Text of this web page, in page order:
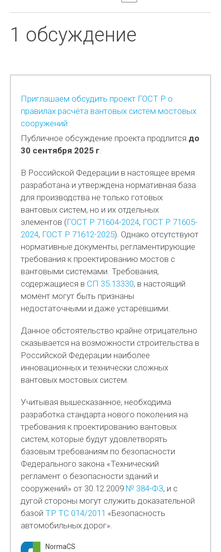
1 обсуждение
Приглашаем обсудить проект ГОСТ Р о
правилах расчёта вантовых систем мостовых
сооружений
Публичное обсуждение проекта продлится до
30 сентября 2025 г.
В Российской Федерации в настоящее время
разработана и утверждена нормативная база
для производства не только готовых
вантовых систем, но и их отдельных
элементов (ГОСТ Р 71604-2024, ГОСТ Р 71605-
2024, ГОСТ Р 71612-2025). Однако отсутствуют
нормативные документы, регламентирующие
требования к проектированию мостов с
вантовыми системами. Требования,
содержащиеся в СП 35.13330, в настоящий
момент могут быть признаны
недостаточными и даже устаревшими.
Данное обстоятельство крайне отрицательно
сказывается на возможности строительства в
Российской Федерации наиболее
инновационных и технически сложных
вантовых мостовых систем.
Учитывая вышесказанное, необходима
разработка стандарта нового поколения на
требования к проектированию вантовых
систем, которые будут удовлетворять
базовым требованиям по безопасности
Федерального закона «Технический
регламент о безопасности зданий и
сооружений» от 30.12.2009 № 384-ФЗ, и с
дугой стороны могут служить доказательной
базойТР ТС 014/2011 «Безопасность
автомобильных дорог».
NormaCS